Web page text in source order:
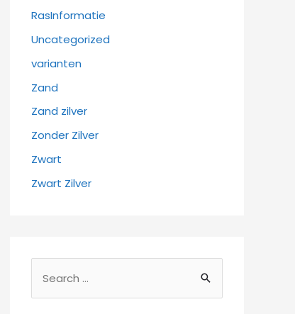
RasInformatie
Uncategorized
varianten
Zand
Zand zilver
Zonder Zilver
Zwart
Zwart Zilver